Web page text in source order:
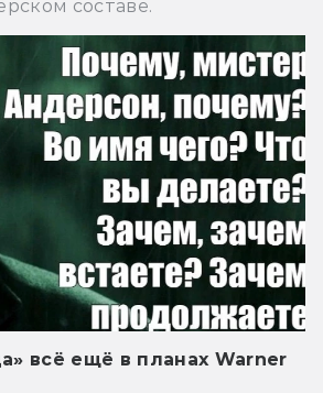
составе.
всё ещё в планах Warner